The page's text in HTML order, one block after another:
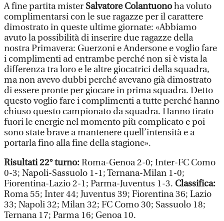
A fine partita mister Salvatore Colantuonoha voluto
complimentarsi con le sue ragazze per il carattere
dimostrato in queste ultime giornate: «Abbiamo
avuto la possibilità di inserire due ragazze della
nostra Primavera: Guerzoni e Andersone e voglio fare
i complimenti ad entrambe perché non si è vista la
differenza tra loro e le altre giocatrici della squadra,
ma non avevo dubbi perché avevano già dimostrato
di essere pronte per giocare in prima squadra. Detto
questo voglio fare i complimenti a tutte perché hanno
chiuso questo campionato da squadra. Hanno tirato
fuori le energie nel momento più complicato e poi
sono state brave a mantenere quell’intensità e a
portarla fino alla fine della stagione».
Risultati 22° turno:Roma-Genoa 2-0; Inter-FC Como
0-3; Napoli-Sassuolo 1-1; Ternana-Milan 1-0;
Fiorentina-Lazio 2-1; Parma-Juventus 1-3. Classifica:
Roma 55; Inter 44; Juventus 39; Fiorentina 36; Lazio
33; Napoli 32; Milan 32; FC Como 30; Sassuolo 18;
Ternana 17; Parma 16; Genoa 10.